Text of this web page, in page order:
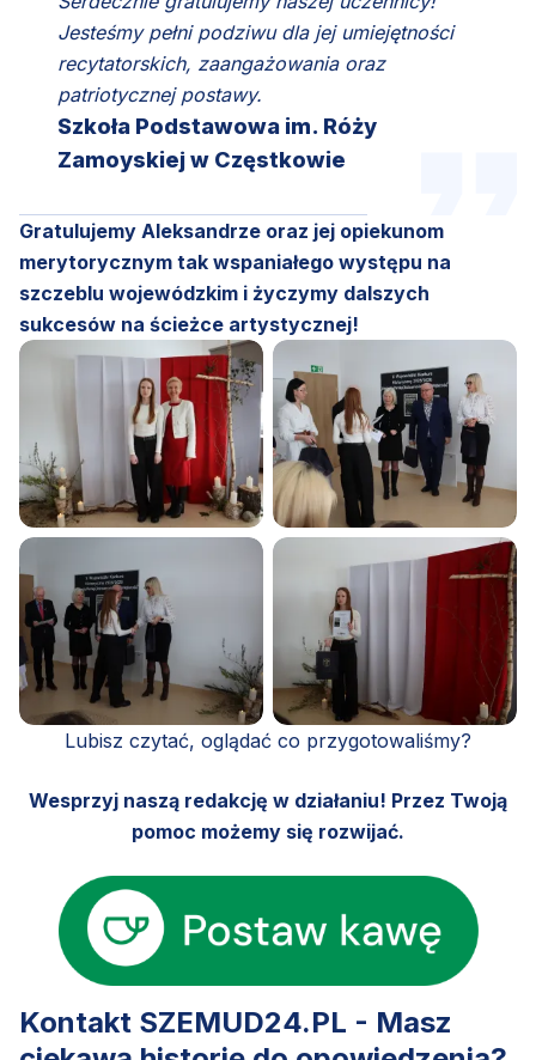
Jesteśmy pełni podziwu dla jej umiejętności
recytatorskich, zaangażowania oraz
patriotycznej postawy.
Szkoła Podstawowa im. Róży
Zamoyskiej w Częstkowie
Gratulujemy Aleksandrze oraz jej opiekunom
merytorycznym tak wspaniałego występu na
szczeblu wojewódzkim i życzymy dalszych
sukcesów na ścieżce artystycznej!
Lubisz czytać, oglądać co przygotowaliśmy?
Wesprzyj naszą redakcję w działaniu! Przez Twoją
pomoc możemy się rozwijać.
Kontakt SZEMUD24.PL - Masz